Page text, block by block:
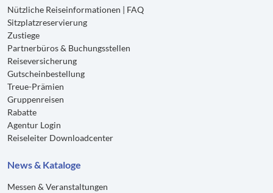
Nützliche Reiseinformationen | FAQ
Sitzplatzreservierung
Zustiege
Partnerbüros & Buchungsstellen
Reiseversicherung
Gutscheinbestellung
Treue-Prämien
Gruppenreisen
Rabatte
Agentur Login
Reiseleiter Downloadcenter
News & Kataloge
Messen & Veranstaltungen